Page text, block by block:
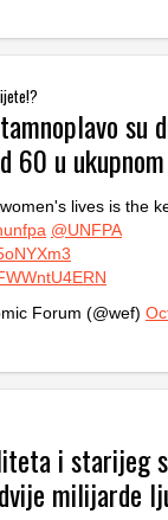
su
60 u
lives is the
@UNFPA
Forum (@wef)
i starijeg
milijarde